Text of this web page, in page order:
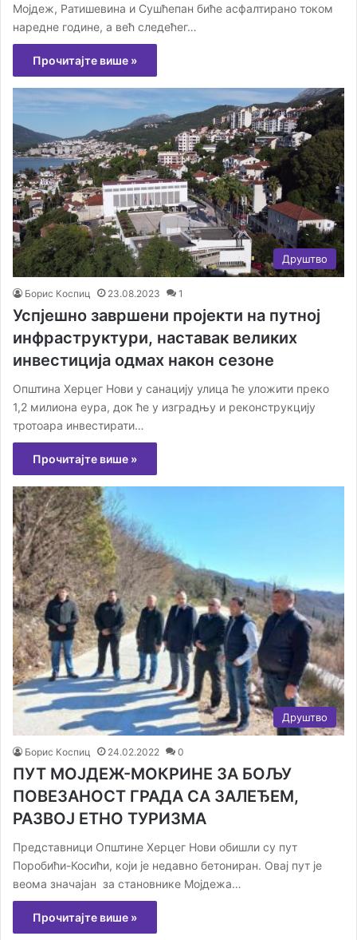
Мојдеж, Ратишевина и Сушћепан биће асфалтирано током
наредне године, а већ следећег…
Прочитајте више »
Друштво
Борис Коспиц 23.08.2023 1
Успјешно завршени пројекти на путној
инфраструктури, наставак великих
инвестиција одмах након сезоне
Општина Херцег Нови у санацију улица ће уложити преко
1,2 милиона еура, док ће у изградњу и реконструкцију
тротоара инвестирати…
Прочитајте више »
Друштво
Борис Коспиц 24.02.2022 0
ПУТ МОЈДЕЖ-МОКРИНЕ ЗА БОЉУ
ПОВЕЗАНОСТ ГРАДА СА ЗАЛЕЂЕМ,
РАЗВОЈ ЕТНО ТУРИЗМА
Представници Општине Херцег Нови обишли су пут
Поробићи-Косићи, који је недавно бетониран. Овај пут је
веома значајан за становнике Мојдежа…
Прочитајте више »